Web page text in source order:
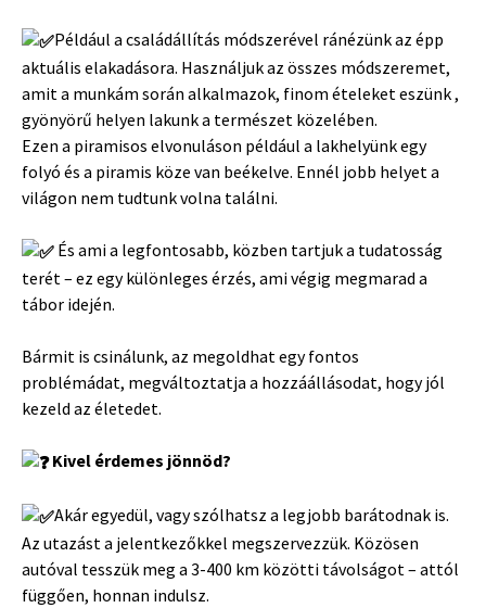
Például a családállítás módszerével ránézünk az épp
aktuális elakadásora. Használjuk az összes módszeremet,
amit a munkám során alkalmazok, finom ételeket eszünk,
gyönyörű helyen lakunk a természet közelében.
Ezen a piramisos elvonuláson például a lakhelyünk egy
folyó és a piramis köze van beékelve. Ennél jobb helyet a
világon nem tudtunk volna találni.
És ami a legfontosabb, közben tartjuk a tudatosság
terét – ez egy különleges érzés, ami végig megmarad a
tábor idején.
Bármit is csinálunk, az megoldhat egy fontos
problémádat, megváltoztatja a hozzáállásodat, hogy jól
kezeld az életedet.
Kivel érdemes jönnöd?
Akár egyedül, vagy szólhatsz a legjobb barátodnak is.
Az utazást a jelentkezőkkel megszervezzük. Közösen
autóval tesszük meg a 3-400 km közötti távolságot – attól
függően, honnan indulsz.